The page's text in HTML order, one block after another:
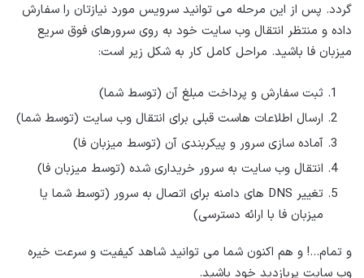
گردد. پس از این مرحله می توانید سرویس مورد نیازتان را سفارش
داده و منتظر انتقال وب سایت خود به روی سرورهای فوق سریع
میزبان فا باشید. مراحل کامل کار به شکل زیر است:
ثبت سفارش و پرداخت مبلغ آن (توسط شما)
ارسال اطلاعات هاست قبلی برای انتقال وب سایت (توسط شما)
آماده سازی سرور و پیکربندی آن (توسط میزبان فا)
انتقال وب سایت به سرور خریداری شده (توسط میزبان فا)
تغییر DNS های دامنه برای اتصال به سرور (توسط شما یا
میزبان فا با ارائه دسترسی)
و تمام…! و هم اکنون شما می توانید شاهد کیفیت و سرعت خیره
وب سایت پربازدید خود باشید.